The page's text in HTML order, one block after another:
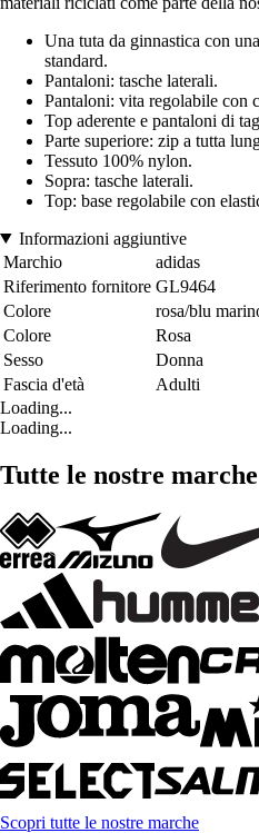
Una tuta da ginnastica con
standard.
Pantaloni: tasche laterali.
Pantaloni: vita regolabile con
Top aderente e pantaloni di
Parte superiore: zip a tutta
Tessuto 100% nylon.
Sopra: tasche laterali.
Top: base regolabile con
Informazioni aggiuntive
Marchio
adidas
Riferimento fornitore GL9464
Colore
rosa/blu
Colore
Rosa
Sesso
Donna
Fascia d'età
Adulti
Loading...
Loading...
Tutte le nostre marche
Scopri tutte le nostre marche